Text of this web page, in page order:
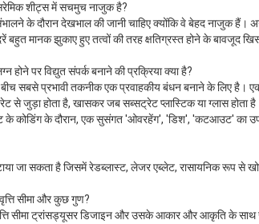
शीट्स में सचमुच नाजुक है?
के दौरान देखभाल की जानी चाहिए क्योंकि वे बेहद नाजुक हैं।
बहुत मानक झुकाए हुए तत्वों की तरह क्षतिग्रस्त होने के बावजूद
होने पर विद्युत संपर्क बनाने की प्रक्रिया क्या है?
सबसे प्रभावी तकनीक एक प्रवाहकीय बंधन बनाने के लिए है।
जुड़ा होता है, खासकर जब सब्सट्रेट प्लास्टिक या ग्लास होता
के कोडिंग के दौरान, एक सुसंगत 'ओवरहेंग', 'डिश', 'कटआउट' का
जा सकता है जिसमें रेडब्लास्ट, लेजर एब्लेट, रासायनिक रूप से
सीमा और कुछ गुण?
सीमा ट्रांसड्यूसर डिजाइन और उसके आकार और आकृति के साथ